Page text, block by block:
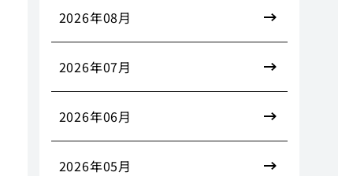
2026年08月
2026年07月
2026年06月
2026年05月